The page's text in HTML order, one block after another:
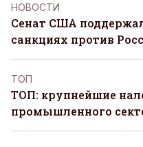
НОВОСТИ
Сенат США
санкциях против
ТОП
ТОП: крупнейшие
промышленного